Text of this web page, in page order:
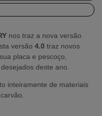
nos traz a nova versão
versão 4.0 traz novos
placa e pescoço,
deste ano.
inteiramente de materiais